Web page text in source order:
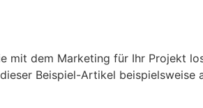
dem Marketing für Ihr Projekt
Beispiel-Artikel